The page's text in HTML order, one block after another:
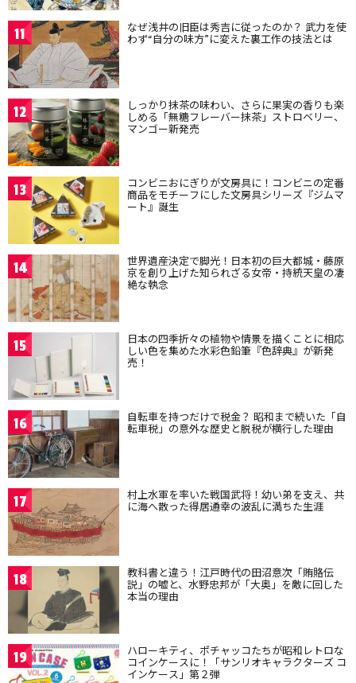
11 なぜ浅井の旧臣は秀吉に従ったのか？ 武力を使
わず“自分の味方”に変えた裏工作の技法とは
12 しっかり抹茶の味わい、さらに果実の香りも楽
しめる「無糖フレーバー抹茶」ストロベリー、
マンゴー新発売
13 コンビニおにぎりが文房具に！コンビニの定番
商品をモチーフにした文房具シリーズ『ジムマ
ート』誕生
14 世界遺産決定で脚光！日本初の巨大都城・藤原
京を創り上げた知られざる女帝・持統天皇の凄
絶な執念
15 日本の四季折々の植物や情景を描くことに相応
しい色を集めた水彩色鉛筆『色辞典』が新発
売！
16 自転車を持つだけで税金？ 昭和まで続いた「自
転車税」の意外な歴史と脱税が横行した理由
17 村上水軍を率いた戦国武将！幼い弟を支え、共
に海へ散った得居通幸の波乱に満ちた生涯
18 教科書と違う！江戸時代の田沼意次「賄賂伝
説」の嘘と、水野忠邦が「大奥」を敵に回した
本当の理由
19 ハローキティ、ポチャッコたちが昭和レトロな
コインケースに！「サンリオキャラクターズ コ
インケース」第２弾